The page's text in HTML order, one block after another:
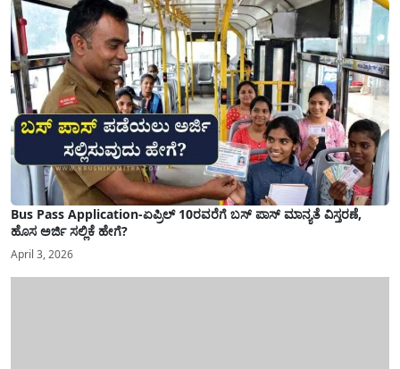
Bus Pass Application-ಏಪ್ರಿಲ್ 10ರವರೆಗೆ ಬಸ್ ಪಾಸ್ ಮಾನ್ಯತೆ ವಿಸ್ತರಣೆ,
ಹೊಸ ಅರ್ಜಿ ಸಲ್ಲಿಕೆ ಹೇಗೆ?
April 3, 2026